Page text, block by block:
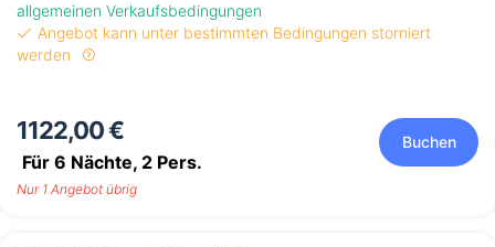
allgemeinen Verkaufsbedingungen
Angebot kann unter bestimmten Bedingungen storniert
werden
1122,00 €
Für 6 Nächte, 2 Pers.
Buchen
Nur 1 Angebot übrig